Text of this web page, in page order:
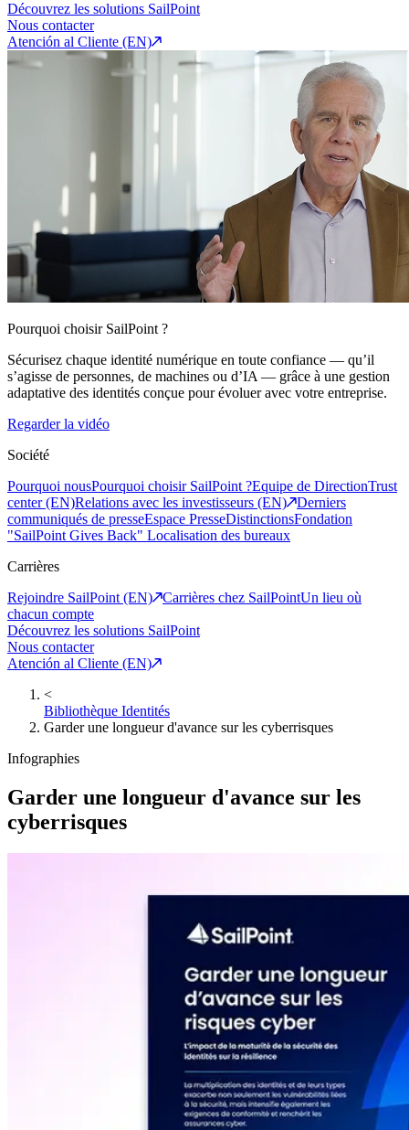
Découvrez les solutions SailPoint
Nous contacter
Atención al Cliente (EN)
Pourquoi choisir SailPoint ?
Sécurisez chaque identité numérique en toute confiance — qu’il
s’agisse de personnes, de machines ou d’IA — grâce à une gestion
adaptative des identités conçue pour évoluer avec votre entreprise.
Regarder la vidéo
Société
Pourquoi nousPourquoi choisir SailPoint ?Equipe de DirectionTrust
center (EN)Relations avec les investisseurs (EN)
Derniers
communiqués de presseEspace PresseDistinctionsFondation
"SailPoint Gives Back" Localisation des bureaux
Carrières
Rejoindre SailPoint (EN)
Carrières chez SailPointUn lieu où
chacun compte
Découvrez les solutions SailPoint
Nous contacter
Atención al Cliente (EN)
<
Bibliothèque Identités
Garder une longueur d'avance sur les cyberrisques
Infographies
Garder une longueur d'avance sur les
cyberrisques